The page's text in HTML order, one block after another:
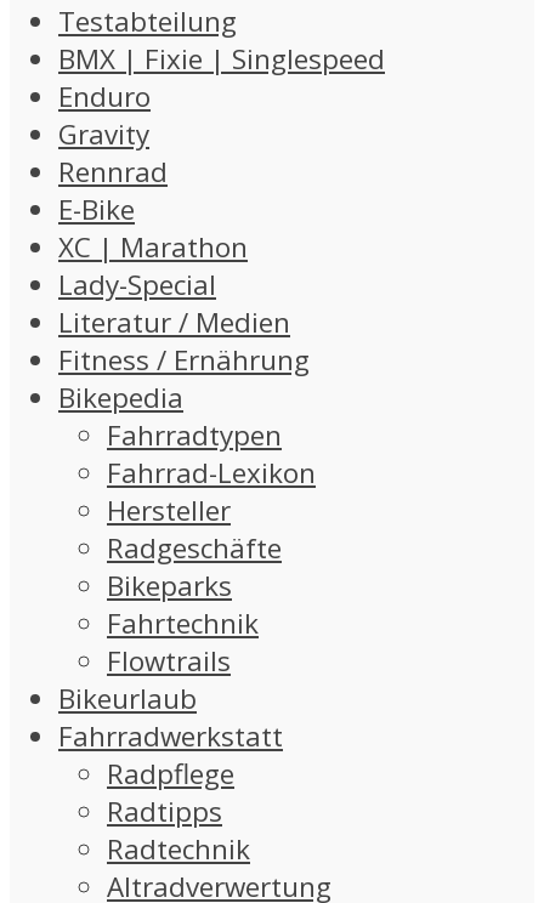
Testabteilung
BMX | Fixie | Singlespeed
Enduro
Gravity
Rennrad
E-Bike
XC | Marathon
Lady-Special
Literatur / Medien
Fitness / Ernährung
Bikepedia
Fahrradtypen
Fahrrad-Lexikon
Hersteller
Radgeschäfte
Bikeparks
Fahrtechnik
Flowtrails
Bikeurlaub
Fahrradwerkstatt
Radpflege
Radtipps
Radtechnik
Altradverwertung